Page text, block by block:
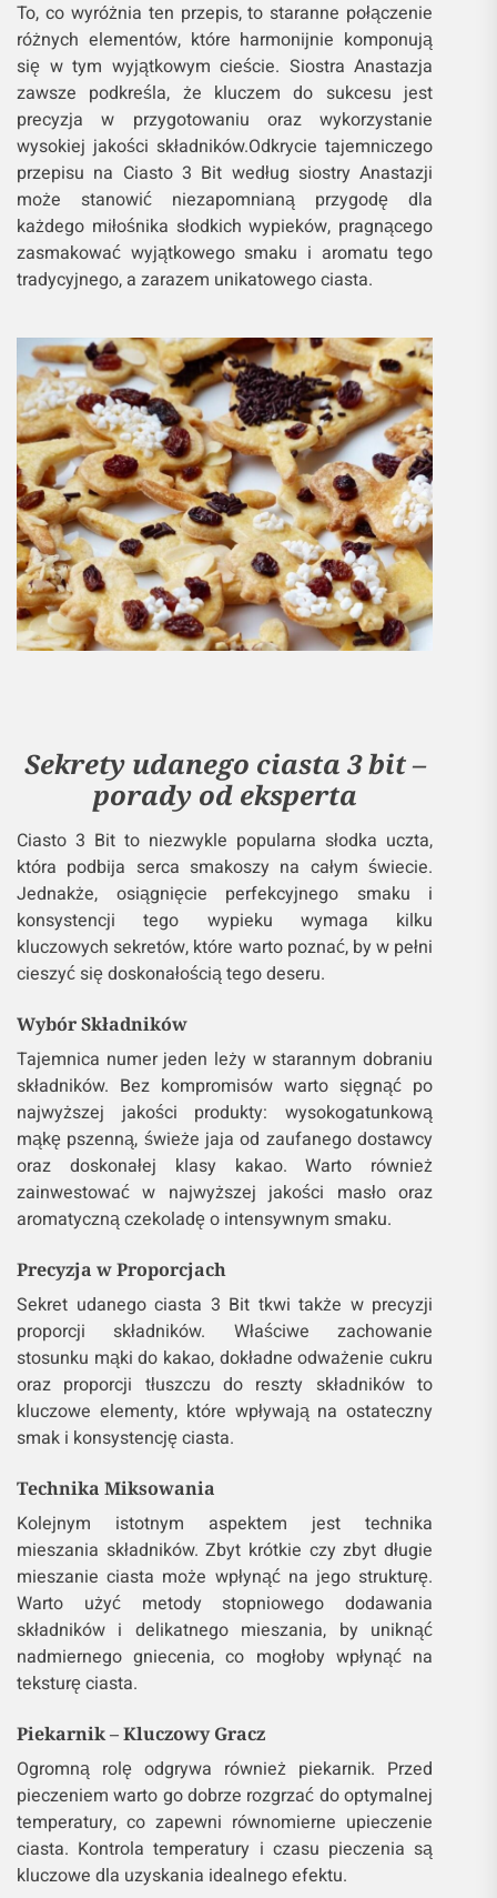
To, co wyróżnia ten przepis, to staranne połączenie
różnych elementów, które harmonijnie komponują
się w tym wyjątkowym cieście. Siostra Anastazja
zawsze podkreśla, że kluczem do sukcesu jest
precyzja w przygotowaniu oraz wykorzystanie
wysokiej jakości składników.Odkrycie tajemniczego
przepisu na Ciasto 3 Bit według siostry Anastazji
może stanowić niezapomnianą przygodę dla
każdego miłośnika słodkich wypieków, pragnącego
zasmakować wyjątkowego smaku i aromatu tego
tradycyjnego, a zarazem unikatowego ciasta.
Sekrety udanego ciasta 3 bit –
porady od eksperta
Ciasto 3 Bit to niezwykle popularna słodka uczta,
która podbija serca smakoszy na całym świecie.
Jednakże, osiągnięcie perfekcyjnego smaku i
konsystencji tego wypieku wymaga kilku
kluczowych sekretów, które warto poznać, by w pełni
cieszyć się doskonałością tego deseru.
Wybór Składników
Tajemnica numer jeden leży w starannym dobraniu
składników. Bez kompromisów warto sięgnąć po
najwyższej jakości produkty: wysokogatunkową
mąkę pszenną, świeże jaja od zaufanego dostawcy
oraz doskonałej klasy kakao. Warto również
zainwestować w najwyższej jakości masło oraz
aromatyczną czekoladę o intensywnym smaku.
Precyzja w Proporcjach
Sekret udanego ciasta 3 Bit tkwi także w precyzji
proporcji składników. Właściwe zachowanie
stosunku mąki do kakao, dokładne odważenie cukru
oraz proporcji tłuszczu do reszty składników to
kluczowe elementy, które wpływają na ostateczny
smak i konsystencję ciasta.
Technika Miksowania
Kolejnym istotnym aspektem jest technika
mieszania składników. Zbyt krótkie czy zbyt długie
mieszanie ciasta może wpłynąć na jego strukturę.
Warto użyć metody stopniowego dodawania
składników i delikatnego mieszania, by uniknąć
nadmiernego gniecenia, co mogłoby wpłynąć na
teksturę ciasta.
Piekarnik – Kluczowy Gracz
Ogromną rolę odgrywa również piekarnik. Przed
pieczeniem warto go dobrze rozgrzać do optymalnej
temperatury, co zapewni równomierne upieczenie
ciasta. Kontrola temperatury i czasu pieczenia są
kluczowe dla uzyskania idealnego efektu.